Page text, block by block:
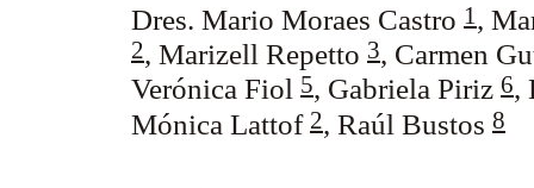
Dres. Mario Moraes Castro 1 ,
2, Marizell Repetto 3, Carmen
Verónica Fiol 5, Gabriela Piriz 6,
Mónica Lattof 2, Raúl Bustos 8